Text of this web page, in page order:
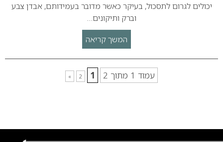
יכולים לגרום לתסכול, בעיקר כאשר מדובר בעמידותם, אבדן צבע
וברק ותיקונים…
המשך קריאה
עמוד 1 מתוך 2 1
2
»